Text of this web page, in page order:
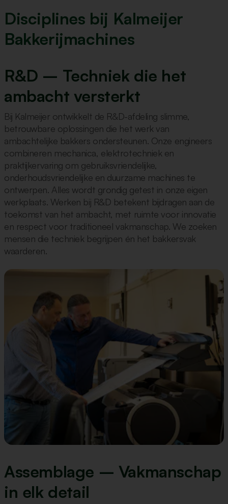
Disciplines bij Kalmeijer
Bakkerijmachines
R&D – Techniek die het
ambacht versterkt
Bij Kalmeijer ontwikkelt de R&D-afdeling slimme,
betrouwbare oplossingen die het werk van
ambachtelijke bakkers ondersteunen. Onze engineers
combineren mechanica, elektrotechniek en
praktijkervaring om gebruiksvriendelijke,
onderhoudsvriendelijke en duurzame machines te
ontwerpen. Alles wordt grondig getest in onze eigen
werkplaats. Werken bij R&D betekent bijdragen aan de
toekomst van het ambacht, met ruimte voor innovatie
en respect voor traditioneel vakmanschap. We zoeken
mensen die techniek begrijpen én het bakkersvak
waarderen.
Assemblage – Vakmanschap
in elk detail